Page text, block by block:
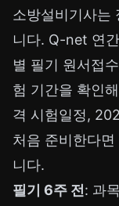
소방설비기사는
니다. Q-net 연
별 필기 원서접
험 기간을 확인
격 시험일정,
처음 준비한다
니다.
필기 6주 전: 과